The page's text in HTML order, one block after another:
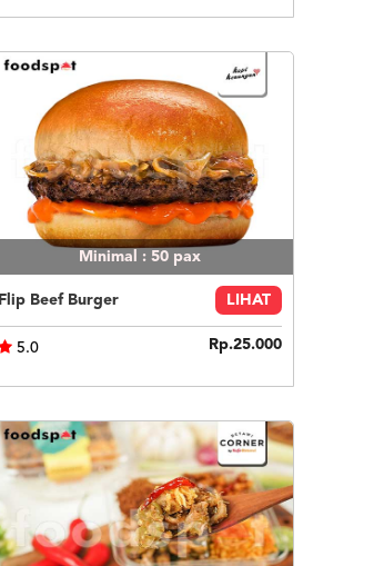
Minimal : 50 pax
Flip Beef Burger LIHAT
5.0 Rp.25.000